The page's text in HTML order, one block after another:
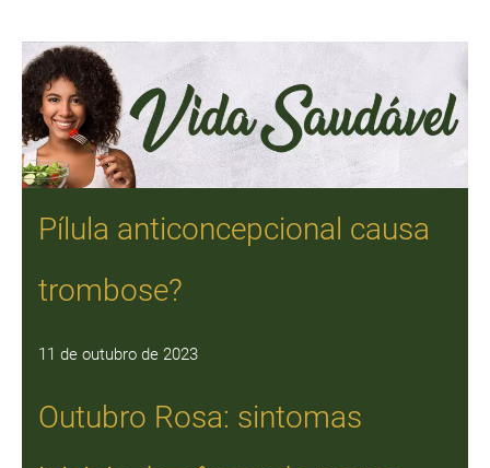
Pílula anticoncepcional causa
trombose?
11 de outubro de 2023
Outubro Rosa: sintomas